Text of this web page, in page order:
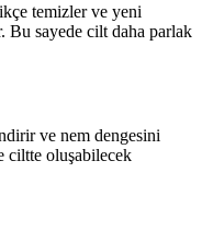
temizler ve yeni
Bu sayede cilt daha parlak
ve nem dengesini
ciltte oluşabilecek